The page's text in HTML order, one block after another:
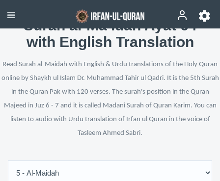
Surah al-Ma’idah Ayat 64
with English Translation
Read Surah al-Maidah with English & Urdu translations of the Holy Quran
online by Shaykh ul Islam Dr. Muhammad Tahir ul Qadri. It is the 5th Surah
in the Quran Pak with 120 verses. The surah's position in the Quran
Majeed in Juz 6 - 7 and it is called Madani Surah of Quran Karim. You can
listen to audio with Urdu translation of Irfan ul Quran in the voice of
Tasleem Ahmed Sabri.